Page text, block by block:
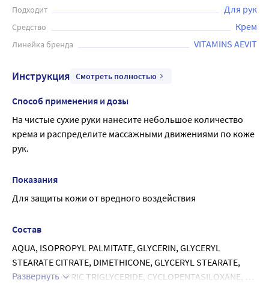
ежедневного применения
Подходит Для рук
Средство Крем
Линейка бренда VITAMINS AEVIT
Инструкция Смотреть полностью
Способ применения и дозы
На чистые сухие руки нанесите небольшое количество
крема и распределите массажными движениями по коже
рук.
Показания
Для защиты кожи от вредного воздействия
Состав
АQUA, ISOPROPYL PALMITATE, GLYCERIN, GLYCERYL
STEARATE CITRATE, DIMETHICONE, GLYCERYL STEARATE,
CAPRYLIC/CAPRIC TRIGLYCERIDE, CYCLOPENTASILOXANE,
Развернуть